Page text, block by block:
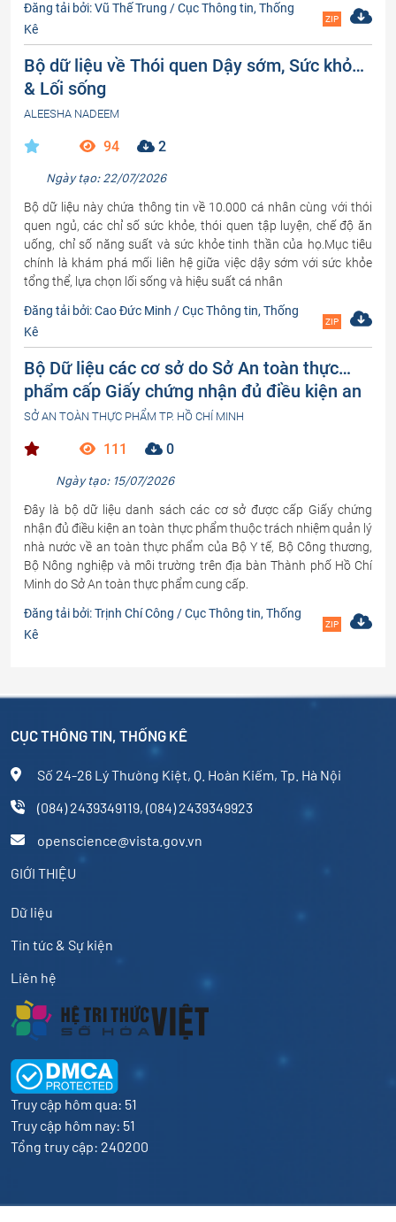
Đăng tải bởi: Vũ Thế Trung / Cục Thông tin, Thống
Kê
ZIP
Bộ dữ liệu về Thói quen Dậy sớm, Sức khỏe
& Lối sống
ALEESHA NADEEM
94 2
Ngày tạo: 22/07/2026
Bộ dữ liệu này chứa thông tin về 10.000 cá nhân cùng với thói
quen ngủ, các chỉ số sức khỏe, thói quen tập luyện, chế độ ăn
uống, chỉ số năng suất và sức khỏe tinh thần của họ.Mục tiêu
chính là khám phá mối liên hệ giữa việc dậy sớm với sức khỏe
tổng thể, lựa chọn lối sống và hiệu suất cá nhân
Đăng tải bởi: Cao Đức Minh / Cục Thông tin, Thống
Kê
ZIP
Bộ Dữ liệu các cơ sở do Sở An toàn thực
phẩm cấp Giấy chứng nhận đủ điều kiện an
toàn thực phẩm thuộc trách nhiệm quản lý
nhà nước về an toàn thực phẩm
SỞ AN TOÀN THỰC PHẨM TP. HỒ CHÍ MINH
111 0
Ngày tạo: 15/07/2026
Đây là bộ dữ liệu danh sách các cơ sở được cấp Giấy chứng
nhận đủ điều kiện an toàn thực phẩm thuộc trách nhiệm quản lý
nhà nước về an toàn thực phẩm của Bộ Y tế, Bộ Công thương,
Bộ Nông nghiệp và môi trường trên địa bàn Thành phố Hồ Chí
Minh do Sở An toàn thực phẩm cung cấp.
Đăng tải bởi: Trịnh Chí Công / Cục Thông tin, Thống
Kê
ZIP
CỤC THÔNG TIN, THỐNG KÊ
Số 24-26 Lý Thường Kiệt, Q. Hoàn Kiếm, Tp. Hà Nội
(084) 2439349119, (084) 2439349923
openscience@vista.gov.vn
GIỚI THIỆU
Dữ liệu
Tin tức & Sự kiện
Liên hệ
Truy cập hôm qua: 51
Truy cập hôm nay: 51
Tổng truy cập: 240200